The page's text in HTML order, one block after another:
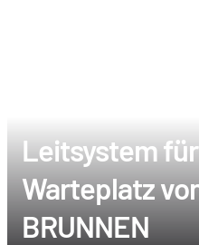
Leitsystem
Warteplatz
BRUNNEN